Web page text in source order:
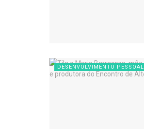
DESENVOLVIMENTO PESSOAL